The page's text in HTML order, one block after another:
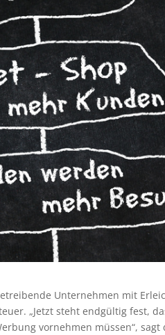
Unternehmen mit
„Jetzt steht endgültig fest,
vornehmen müssen“,